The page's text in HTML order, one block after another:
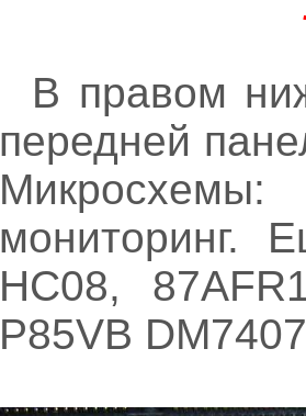
В правом
передней
мониторинг.
HC08,
P85VB